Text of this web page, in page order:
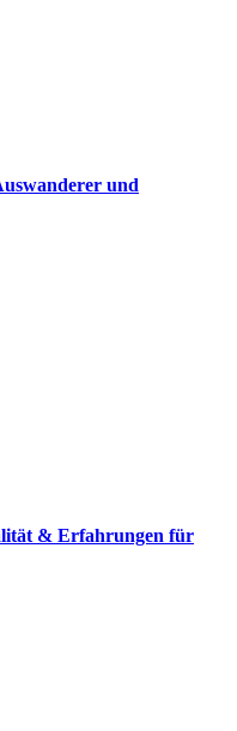
und
& Erfahrungen für